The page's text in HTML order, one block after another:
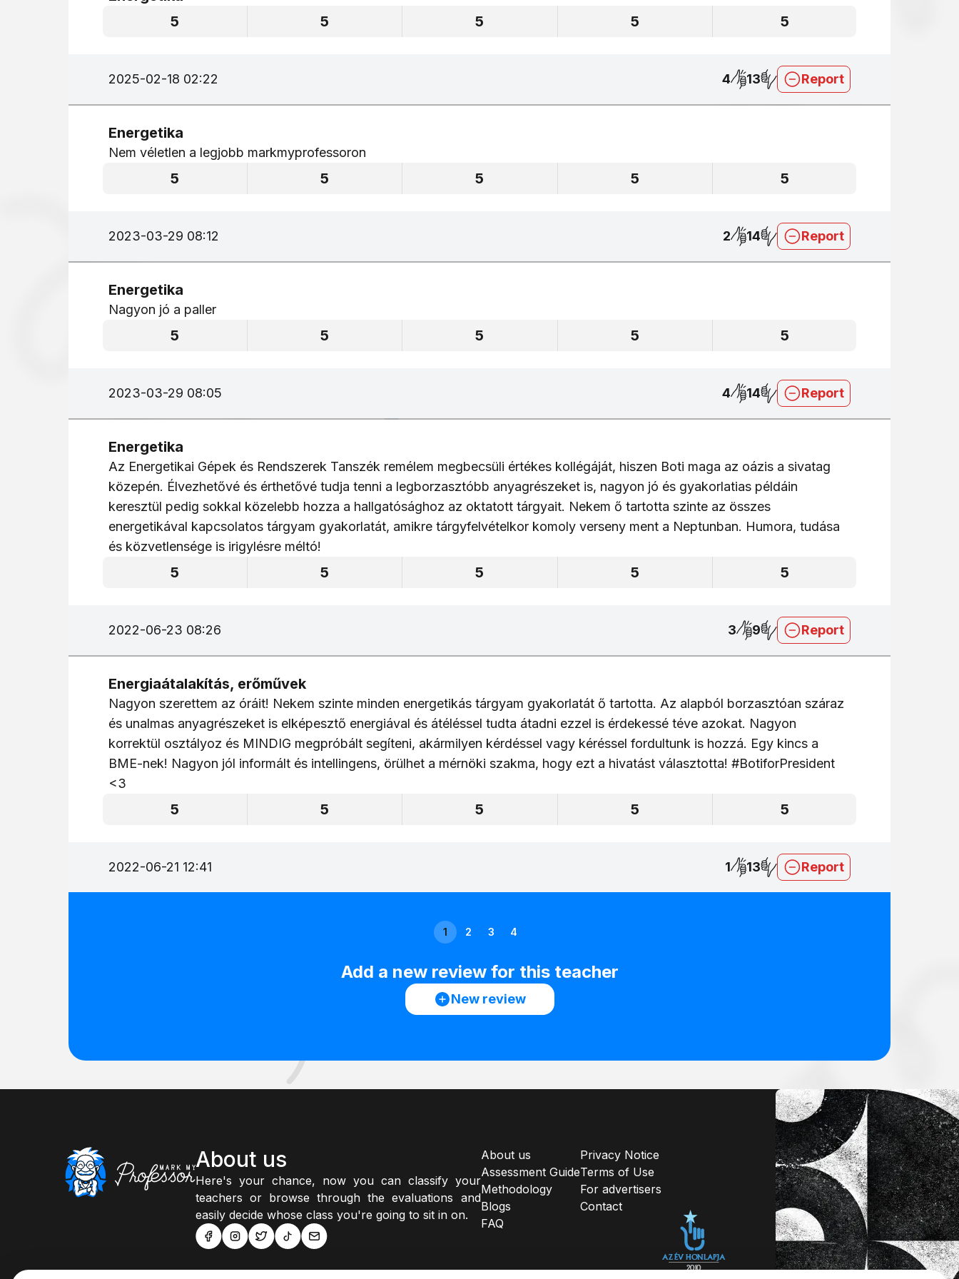
5
5 5 5 5
2025-02-18 02:22 4 13 Report
Energetika
Nem véletlen a legjobb markmyprofessoron
5 5 5 5 5
2023-03-29 08:12 2 14 Report
Energetika
Nagyon jó a paller
5 5 5 5 5
2023-03-29 08:05 4 14 Report
Energetika
Az Energetikai Gépek és Rendszerek Tanszék remélem megbecsüli értékes kollégáját, hiszen Boti maga az oázis a sivatag
közepén. Élvezhetővé és érthetővé tudja tenni a legborzasztóbb anyagrészeket is, nagyon jó és gyakorlatias példáin
keresztül pedig sokkal közelebb hozza a hallgatósághoz az oktatott tárgyait. Nekem ő tartotta szinte az összes
energetikával kapcsolatos tárgyam gyakorlatát, amikre tárgyfelvételkor komoly verseny ment a Neptunban. Humora, tudása
és közvetlensége is irigylésre méltó!
5 5 5 5 5
2022-06-23 08:26 3 9 Report
Energiaátalakítás, erőművek
Nagyon szerettem az óráit! Nekem szinte minden energetikás tárgyam gyakorlatát ő tartotta. Az alapból borzasztóan száraz
és unalmas anyagrészeket is elképesztő energiával és átéléssel tudta átadni ezzel is érdekessé téve azokat. Nagyon
korrektül osztályoz és MINDIG megpróbált segíteni, akármilyen kérdéssel vagy kéréssel fordultunk is hozzá. Egy kincs a
BME-nek! Nagyon jól informált és intellingens, örülhet a mérnöki szakma, hogy ezt a hivatást választotta! #BotiforPresident
<3
5 5 5 5 5
2022-06-21 12:41 1 13 Report
1 2 3 4
Add a new review for this teacher
New review
About us
Here's your chance, now you can classify your
teachers or browse through the evaluations and
easily decide whose class you're going to sit in on.
About us
Assessment Guide
Methodology
Blogs
FAQ
Privacy Notice
Terms of Use
For advertisers
Contact